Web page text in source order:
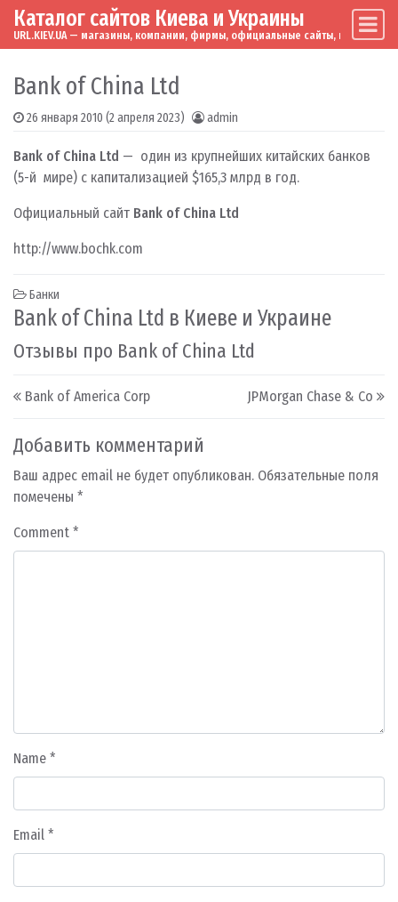
Skip to content
Main Navigation
Каталог сайтов Киева и Украины
URL.KIEV.UA — магазины, компании, фирмы, официальные сайты, мировые
Bank of China Ltd
26 января 2010 (2 апреля 2023) admin
Bank of China Ltd — один из крупнейших китайских банков
(5-й мире) с капитализацией $165,3 млрд в год.
Официальный сайт Bank of China Ltd
http://www.bochk.com
Банки
Bank of China Ltd в Киеве и Украине
Отзывы про Bank of China Ltd
Post navigation
Bank of America Corp JPMorgan Chase & Co
Добавить комментарий
Ваш адрес email не будет опубликован. Обязательные поля
помечены *
Comment *
Name *
Email *